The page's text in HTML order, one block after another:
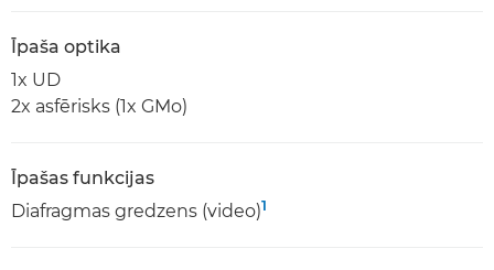
Īpaša optika
1x UD
2x asfērisks (1x GMo)
Īpašas funkcijas
Diafragmas gredzens (video)1